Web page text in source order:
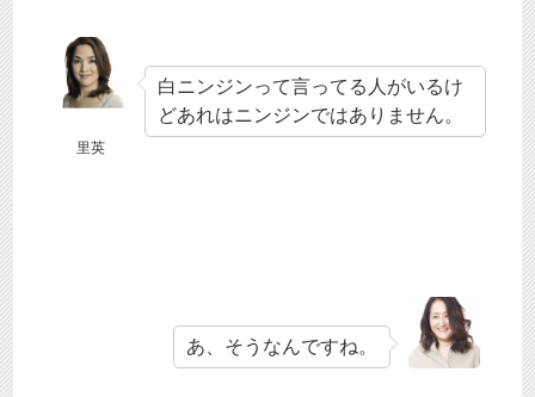
里英
白ニンジンって言ってる人がいるけ
どあれはニンジンではありません。
あ、そうなんですね。